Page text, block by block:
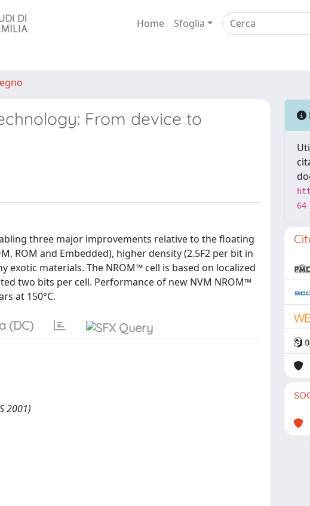
Home Sfoglia
From device to
three major improvements relative to the floating
ROM and Embedded), higher density (2.5F2 per bit in
materials. The NROM™ cell is based on localized
two bits per cell. Performance of new NVM NROM™
at 150°C.
(DC)
2001)
64